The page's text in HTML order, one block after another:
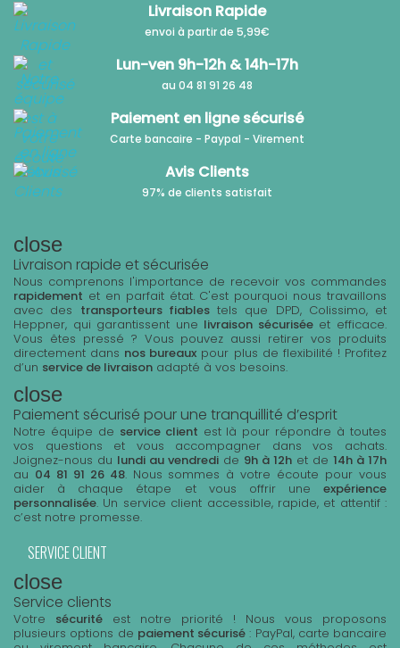
Livraison Rapide
envoi à partir de 5,99€
Lun-ven 9h-12h & 14h-17h
au 04 81 91 26 48
Paiement en ligne sécurisé
Carte bancaire - Paypal - Virement
Avis Clients
97% de clients satisfait
close
Livraison rapide et sécurisée
Nous comprenons l'importance de recevoir vos commandes
rapidement et en parfait état. C'est pourquoi nous travaillons
avec des transporteurs fiablestels que DPD, Colissimo, et
Heppner, qui garantissent une livraison sécuriséeet efficace.
Vous êtes pressé ? Vous pouvez aussi retirer vos produits
directement dans nos bureaux pour plus de flexibilité ! Profitez
d’un service de livraison adapté à vos besoins.
close
Paiement sécurisé pour une tranquillité d’esprit
Notre équipe de service client est là pour répondre à toutes
vos questions et vous accompagner dans vos achats.
Joignez-nous du lundi au vendredi de 9h à 12h et de 14h à 17h
au 04 81 91 26 48. Nous sommes à votre écoute pour vous
aider à chaque étape et vous offrir une expérience
personnalisée. Un service client accessible, rapide, et attentif :
c’est notre promesse.
SERVICE CLIENT
close
Service clients
Votre sécurité est notre priorité ! Nous vous proposons
plusieurs options de paiement sécurisé : PayPal, carte bancaire